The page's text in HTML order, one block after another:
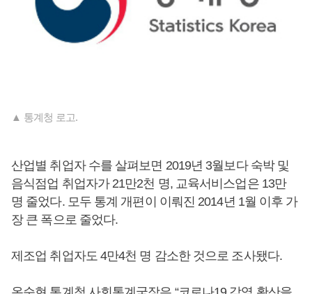
▲ 통계청 로고.
산업별 취업자 수를 살펴보면 2019년 3월보다 숙박 및
음식점업 취업자가 21만2천 명, 교육서비스업은 13만
명 줄었다. 모두 통계 개편이 이뤄진 2014년 1월 이후 가
장 큰 폭으로 줄었다.
제조업 취업자도 4만4천 명 감소한 것으로 조사됐다.